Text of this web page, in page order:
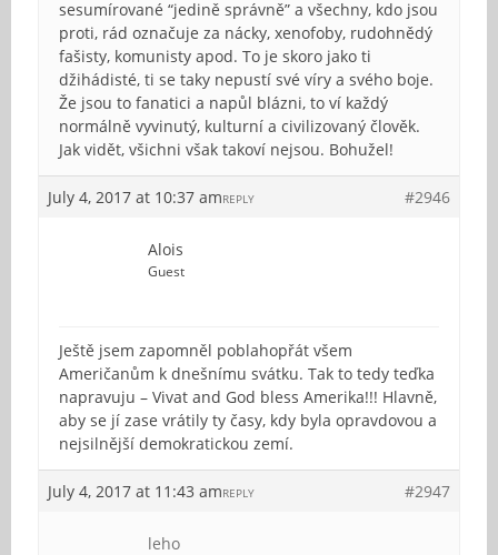
sesumírované “jedině správně” a všechny, kdo jsou
proti, rád označuje za nácky, xenofoby, rudohnědý
fašisty, komunisty apod. To je skoro jako ti
džihádisté, ti se taky nepustí své víry a svého boje.
Že jsou to fanatici a napůl blázni, to ví každý
normálně vyvinutý, kulturní a civilizovaný člověk.
Jak vidět, všichni však takoví nejsou. Bohužel!
July 4, 2017 at 10:37 am #2946
REPLY
Alois
Guest
Ještě jsem zapomněl poblahopřát všem
Američanům k dnešnímu svátku. Tak to tedy teďka
napravuju – Vivat and God bless Amerika!!! Hlavně,
aby se jí zase vrátily ty časy, kdy byla opravdovou a
nejsilnější demokratickou zemí.
July 4, 2017 at 11:43 am #2947
REPLY
leho